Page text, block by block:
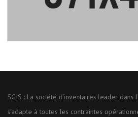
SGIS : La société d’inventaires leader dans
s’adapte à toutes les contraintes